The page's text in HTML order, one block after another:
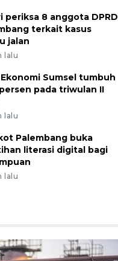
periksa 8 anggota DPRD
terkait kasus
jalan
lalu
Ekonomi Sumsel tumbuh
pada triwulan II
lalu
Palembang buka
literasi digital bagi
lalu